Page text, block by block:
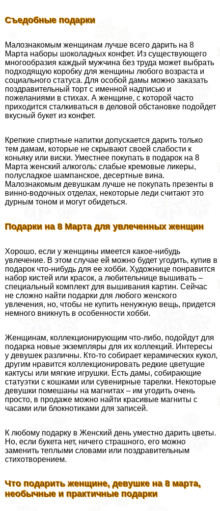
Съедобные подарки
Малознакомым женщинам лучше всего дарить на 8
Марта наборы шоколадных конфет. Из существующего
многообразия каждый мужчина без труда может выбрать
подходящую коробку для женщины любого возраста и
социального статуса. Для особой дамы можно заказать
поздравительный торт с именной надписью и
пожеланиями в стихах. А женщине, с которой часто
приходится сталкиваться в деловой обстановке подойдет
вкусный букет из конфет.
Крепкие спиртные напитки допускается дарить только
тем дамам, которые не скрывают своей слабости к
коньяку или виски. Уместнее покупать в подарок на 8
Марта женский алкоголь: слабые кремовые ликеры,
полусладкое шампанское, десертные вина.
Малознакомым дeвyшкам лучше не покупать презенты в
винно-водочных отделах, некоторые леди считают это
дурным тоном и могут обидеться.
Подарки на 8 Марта для увлеченных женщин
Хорошо, если у женщины имеется какое-нибудь
увлечение. В этом случае ей можно будет угодить, купив в
подарок что-нибудь для ее хобби. Художнице понравится
набор кистей или красок, а любительнице вышивать –
специальный комплект для вышивания картин. Сейчас
не сложно найти подарки для любого женского
увлечения, но, чтобы не купить ненужную вещь, придется
немного вникнуть в особенности хобби.
Женщинам, коллекционирующим что-либо, подойдут для
подарка новые экземпляры для их коллекций. Интересы
у дeвyшек различны. Кто-то собирает керамических кукол,
другим нравится коллекционировать редкие цветущие
кактусы или мягкие игрушки. Есть дамы, собирающие
статуэтки с кошками или сувенирные тарелки. Некоторые
дeвyшки помешаны на магнитах – им угодить очень
просто, в продаже можно найти красивые магниты с
часами или блокнотиками для записей.
К любому подарку в Женский день уместно дарить цветы.
Но, если букета нет, ничего страшного, его можно
заменить теплыми словами или поздравительным
стихотворением.
Что подарить женщине, дeвyшке на 8 марта,
необычные и пpaктичные подарки